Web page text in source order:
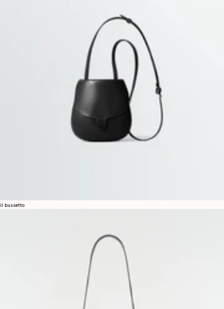
il bussetto